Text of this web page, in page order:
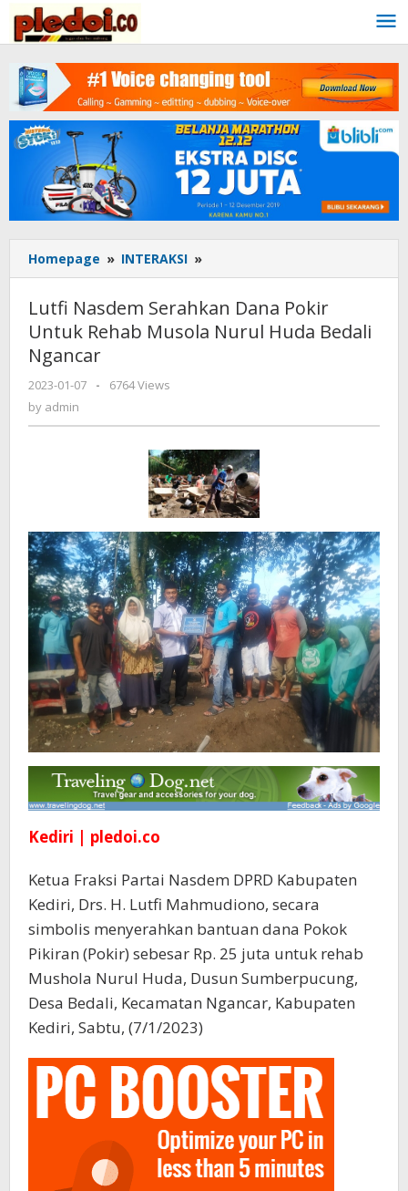
content
Homepage » INTERAKSI »
Nasdem
Dana
Pokir
Huda
Bedali
Ngancar
Lutfi Nasdem Serahkan Dana Pokir
Untuk Rehab Musola Nurul Huda Bedali
Ngancar
2023-01-07
by
-
6764 Views
by admin
Kediri | pledoi.co
Ketua Fraksi Partai Nasdem DPRD Kabupaten
Kediri, Drs. H. Lutfi Mahmudiono, secara
simbolis menyerahkan bantuan dana Pokok
Pikiran (Pokir) sebesar Rp. 25 juta untuk rehab
Mushola Nurul Huda, Dusun Sumberpucung,
Desa Bedali, Kecamatan Ngancar, Kabupaten
Kediri, Sabtu, (7/1/2023)